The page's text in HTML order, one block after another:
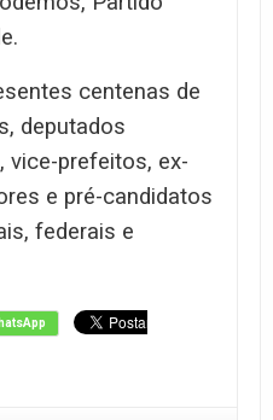
centenas de
deputados
vice-prefeitos, ex-
e pré-candidatos
federais e